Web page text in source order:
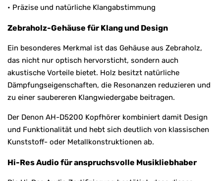
• Präzise und natürliche Klangabstimmung
Zebraholz-Gehäuse für Klang und Design
Ein besonderes Merkmal ist das Gehäuse aus Zebraholz,
das nicht nur optisch hervorsticht, sondern auch
akustische Vorteile bietet. Holz besitzt natürliche
Dämpfungseigenschaften, die Resonanzen reduzieren und
zu einer saubereren Klangwiedergabe beitragen.
Der Denon AH-D5200 Kopfhörer kombiniert damit Design
und Funktionalität und hebt sich deutlich von klassischen
Kunststoff- oder Metallkonstruktionen ab.
Hi-Res Audio für anspruchsvolle Musikliebhaber